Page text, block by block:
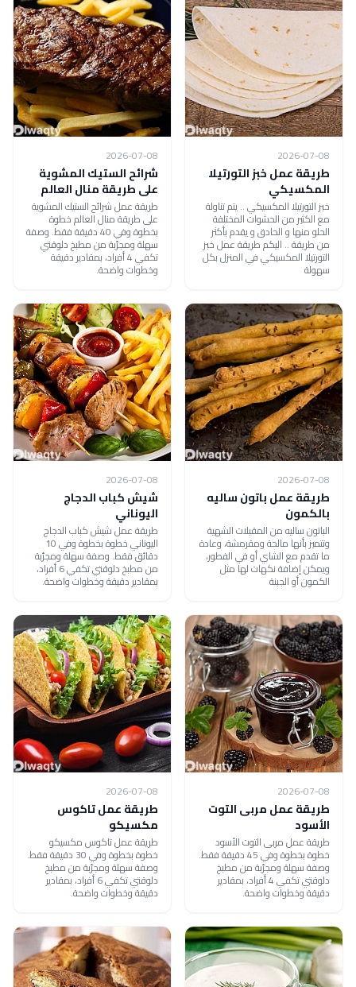
2026-07-08
طريقة عمل خبز التورتيلا
المكسيكي
خبز التورتيلا المكسيكي .. يتم تناولة
مع الكثير من الحشوات المختلفة
الحلو منها و الحادق و يقدم بأكثر
من طريقة .. اليكم طريقة عمل خبز
التورتيلا المكسيكي في المنزل بكل
سهولة
2026-07-08
شرائح الستيك المشوية
على طريقة منال العالم
طريقة عمل شرائح الستيك المشوية
على طريقة منال العالم خطوة
بخطوة وفي 40 دقيقة فقط. وصفة
سهلة ومجرّبة من مطبخ دلوقتي
تكفي 4 أفراد، بمقادير دقيقة
وخطوات واضحة.
2026-07-08
طريقة عمل باتون ساليه
بالكمون
الباتون ساليه من المقبلات الشهية
وتتميز بأنها مالحة ومقرمشة، وعادة
ما تقدم مع الشاي أو في الفطور،
ويمكن إضافة نكهات لها مثل
الكمون أو الجبنة
2026-07-08
شيش كباب الدجاج
اليوناني
طريقة عمل شيش كباب الدجاج
اليوناني خطوة بخطوة وفي 10
دقائق فقط. وصفة سهلة ومجرّبة
من مطبخ دلوقتي تكفي 6 أفراد،
بمقادير دقيقة وخطوات واضحة.
2026-07-08
طريقة عمل مربى التوت
الأسود
طريقة عمل مربى التوت الأسود
خطوة بخطوة وفي 45 دقيقة فقط.
وصفة سهلة ومجرّبة من مطبخ
دلوقتي تكفي 4 أفراد، بمقادير
دقيقة وخطوات واضحة.
2026-07-08
طريقة عمل تاكوس
مكسيكو
طريقة عمل تاكوس مكسيكو
خطوة بخطوة وفي 30 دقيقة فقط.
وصفة سهلة ومجرّبة من مطبخ
دلوقتي تكفي 6 أفراد، بمقادير
دقيقة وخطوات واضحة.